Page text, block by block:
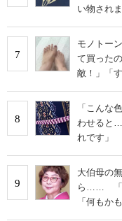
い物され
7
モノトー
て買った
敵！」「
8
「こんな
わせると
れです」
9
大伯母の
ら…… 「
「何もか